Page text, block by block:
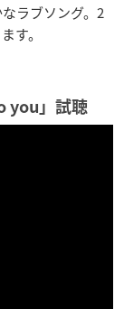
ラブソング。2
す。
you」試聴